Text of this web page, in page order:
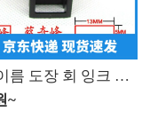
노 진 이름 도장 회 잉크 도장 이름 도장 이름 도장 맞 춤 형 은행 개인 인장 제작 텀 블 러 드 레 드 프린트
~